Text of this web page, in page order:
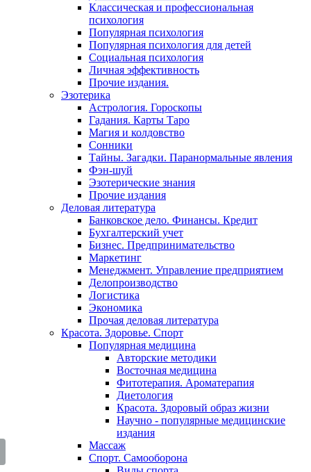
Классическая и профессиональная
психология
Популярная психология
Популярная психология для детей
Социальная психология
Личная эффективность
Прочие издания.
Эзотерика
Астрология. Гороскопы
Гадания. Карты Таро
Магия и колдовство
Сонники
Тайны. Загадки. Паранормальные явления
Фэн-шуй
Эзотерические знания
Прочие издания
Деловая литература
Банковское дело. Финансы. Кредит
Бухгалтерский учет
Бизнес. Предпринимательство
Маркетинг
Менеджмент. Управление предприятием
Делопроизводство
Логистика
Экономика
Прочая деловая литература
Красота. Здоровье. Спорт
Популярная медицина
Авторские методики
Восточная медицина
Фитотерапия. Ароматерапия
Диетология
Красота. Здоровый образ жизни
Научно - популярные медицинские
издания
Массаж
Спорт. Самооборона